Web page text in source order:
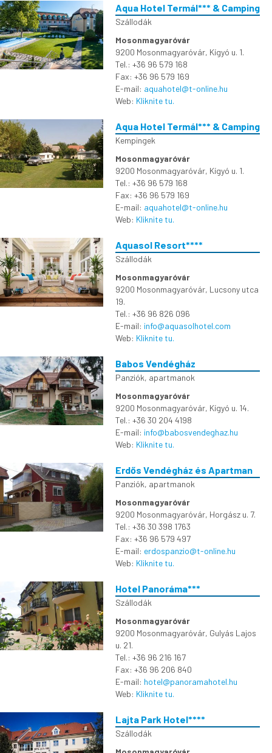
Aqua Hotel Termál*** & Camping
Szállodák
Mosonmagyaróvár
9200 Mosonmagyaróvár, Kígyó u. 1.
Tel.: +36 96 579 168
Fax: +36 96 579 169
E-mail: aquahotel@t-online.hu
Web: Kliknite tu.
Aqua Hotel Termál*** & Camping
Kempingek
Mosonmagyaróvár
9200 Mosonmagyaróvár, Kígyó u. 1.
Tel.: +36 96 579 168
Fax: +36 96 579 169
E-mail: aquahotel@t-online.hu
Web: Kliknite tu.
Aquasol Resort****
Szállodák
Mosonmagyaróvár
9200 Mosonmagyaróvár, Lucsony utca
19.
Tel.: +36 96 826 096
E-mail: info@aquasolhotel.com
Web: Kliknite tu.
Babos Vendégház
Panziók, apartmanok
Mosonmagyaróvár
9200 Mosonmagyaróvár, Kígyó u. 14.
Tel.: +36 30 204 4198
E-mail: info@babosvendeghaz.hu
Web: Kliknite tu.
Erdős Vendégház és Apartman
Panziók, apartmanok
Mosonmagyaróvár
9200 Mosonmagyaróvár, Horgász u. 7.
Tel.: +36 30 398 1763
Fax: +36 96 579 497
E-mail: erdospanzio@t-online.hu
Web: Kliknite tu.
Hotel Panoráma***
Szállodák
Mosonmagyaróvár
9200 Mosonmagyaróvár, Gulyás Lajos
u. 21.
Tel.: +36 96 216 167
Fax: +36 96 206 840
E-mail: hotel@panoramahotel.hu
Web: Kliknite tu.
Lajta Park Hotel****
Szállodák